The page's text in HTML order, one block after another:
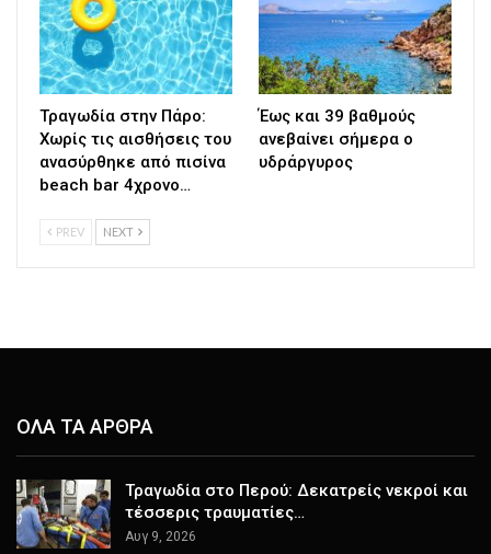
Τραγωδία στην Πάρο:
Χωρίς τις αισθήσεις του
ανασύρθηκε από πισίνα
beach bar 4χρονο…
Έως και 39 βαθμούς
ανεβαίνει σήμερα ο
υδράργυρος
PREV NEXT
ΟΛΑ ΤΑ ΑΡΘΡΑ
Τραγωδία στο Περού: Δεκατρείς νεκροί και
τέσσερις τραυματίες…
Αυγ 9, 2026